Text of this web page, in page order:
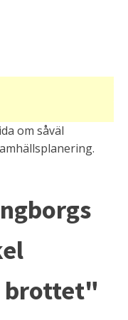
om såväl
brottet"